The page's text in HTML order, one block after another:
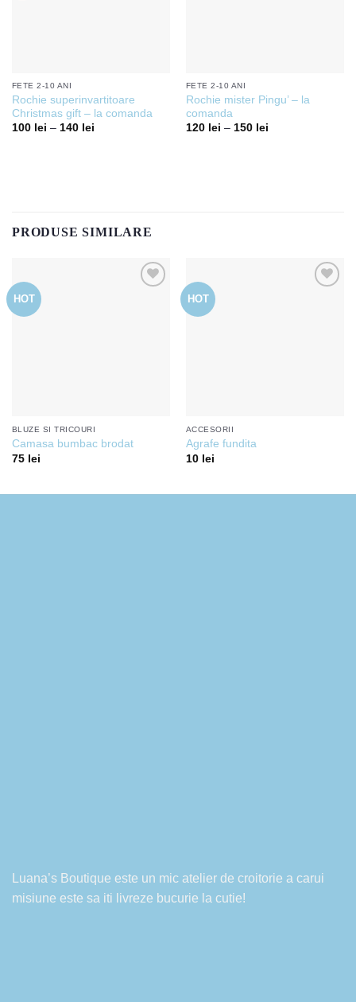
FETE 2-10 ANI
Rochie superinvartitoare
Christmas gift – la comanda
100 lei – 140 lei
FETE 2-10 ANI
Rochie mister Pingu’ – la
comanda
120 lei – 150 lei
PRODUSE SIMILARE
HOT
BLUZE SI TRICOURI
Camasa bumbac brodat
75 lei
HOT
ACCESORII
Agrafe fundita
10 lei
Luana’s Boutique este un mic atelier de croitorie a carui
misiune este sa iti livreze bucurie la cutie!